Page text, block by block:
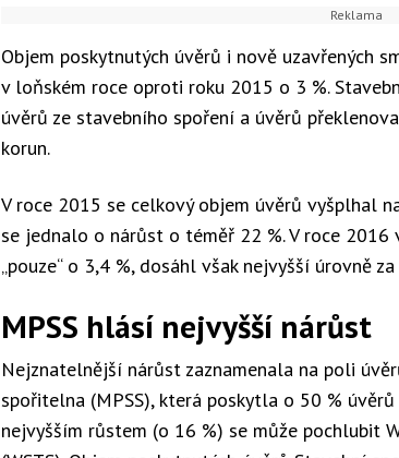
Objem poskytnutých úvěrů i nově uzavřených
v loňském roce oproti roku 2015 o 3 %.
úvěrů ze stavebního spoření a úvěrů
korun.
V roce 2015 se celkový objem úvěrů vyšplhal
se jednalo o nárůst o téměř 22 %. V roce
„pouze“ o 3,4 %, dosáhl však nejvyšší úrovně
MPSS hlásí nejvyšší nárůst
Nejznatelnější nárůst zaznamenala na poli
spořitelna (MPSS), která poskytla o 50 %
nejvyšším růstem (o 16 %) se může pochlubit